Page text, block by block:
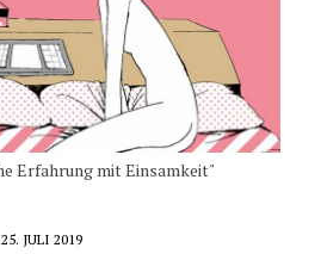
Erfahrung mit Einsamkeit"
25. JULI 2019